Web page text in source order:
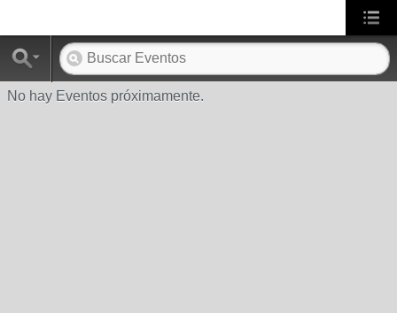
No hay Eventos próximamente.